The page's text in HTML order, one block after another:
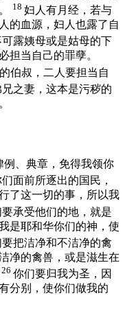
18 妇人有月经，若与
的血源，妇人也露了自
可露姨母或是姑母的下
担当自己的罪孽。
伯叔，二人要担当自
兄之妻，这本是污秽的
例、典章，免得我领你
面前所逐出的国民，
了这一切的事，所以我
承受他们的地，就是
是耶和华你们的神，使
把洁净和不洁净的禽
净的禽兽，或是滋生在
26 你们要归我为圣，因
分别，使你们做我的